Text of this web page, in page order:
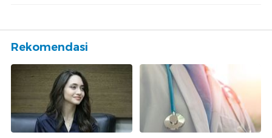
Rekomendasi